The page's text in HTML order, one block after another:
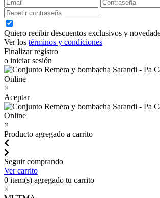
Quiero recibir descuentos exclusivos y
Ver los términos y condiciones
Finalizar registro
o iniciar sesión
×
Aceptar
×
Producto agregado a carrito
Seguir comprando
Ver carrito
0 item(s) agregado tu carrito
×